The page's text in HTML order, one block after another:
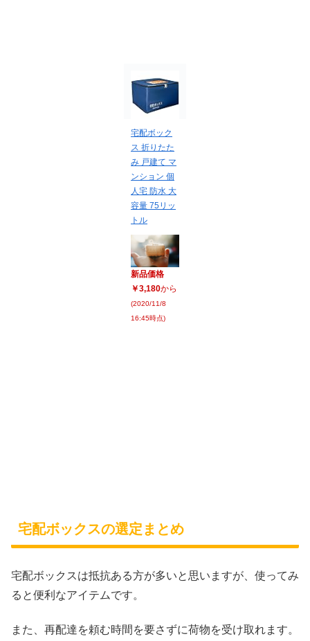
宅配ボック
ス 折りたた
み 戸建て マ
ンション 個
人宅 防水 大
容量 75リッ
トル
新品価格
￥3,180から
(2020/11/8
16:45時点)
宅配ボックスの選定まとめ
宅配ボックスは抵抗ある方が多いと思いますが、使ってみ
ると便利なアイテムです。
また、再配達を頼む時間を要さずに荷物を受け取れます。